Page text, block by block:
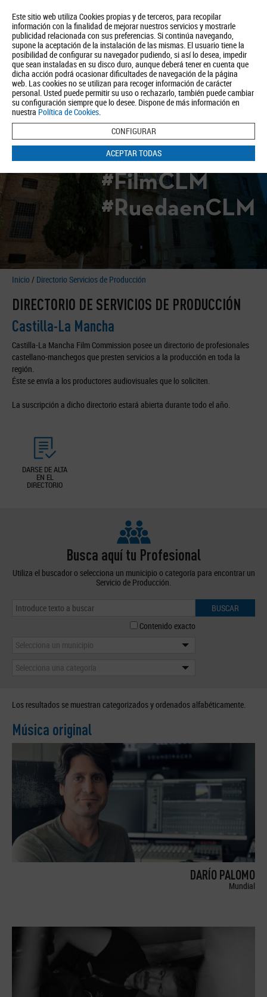
Este sitio web utiliza Cookies propias y de terceros, para recopilar
información con la finalidad de mejorar nuestros servicios y mostrarle
publicidad relacionada con sus preferencias. Si continúa navegando,
supone la aceptación de la instalación de las mismas. El usuario tiene la
posibilidad de configurar su navegador pudiendo, si así lo desea, impedir
que sean instaladas en su disco duro, aunque deberá tener en cuenta que
dicha acción podrá ocasionar dificultades de navegación de la página
web. Las cookies no se utilizan para recoger información de carácter
personal. Usted puede permitir su uso o rechazarlo, también puede cambiar
su configuración siempre que lo desee. Dispone de más información en
nuestra Política de Cookies.
CONFIGURAR
ACEPTAR TODAS
Quiénes somos Turismo Política de Privacidad Aviso Legal
Política de Cookies
BUSCAR
#FilmCLM
#RuedaenCLM
Inicio / Directorio Servicios de Producción
DIRECTORIO DE SERVICIOS DE PRODUCCIÓN
Castilla-La Mancha
Castilla-La Mancha Film Commission posee un directorio de profesionales
castellano-manchegos que presten servicios a la producción en toda la
región.
Éste se envía a los productores audiovisuales que lo soliciten.
La suscripción a dicho directorio estará abierta durante todo el año.
DARSE DE ALTA
EN EL
DIRECTORIO
Busca aquí tu Profesional
Utiliza el buscador o selecciona un municipio o categoría para encontrar un
Servicio de Producción.
BUSCAR
Contenido exacto
Selecciona un municipio
Selecciona una categoría
Los resultados se muestran categorizados y ordenados alfabéticamente.
Música original
DARÍO PALOMO
Mundial